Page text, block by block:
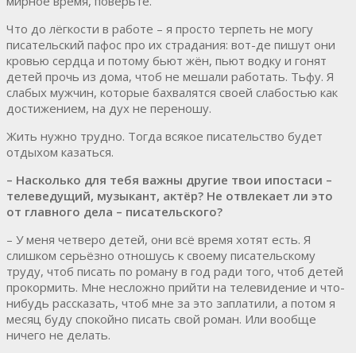
Что до лёгкости в работе – я просто терпеть не могу
писательский пафос про их страдания: вот-де пишут они
кровью сердца и потому бьют жён, пьют водку и гонят
детей прочь из дома, чтоб не мешали работать. Тьфу. Я
слабых мужчин, которые бахвалятся своей слабостью как
достижением, на дух не переношу.
Жить нужно трудно. Тогда всякое писательство будет
отдыхом казаться.
– Насколько для тебя важны другие твои ипостаси –
телеведущий, музыкант, актёр? Не отвлекает ли это
от главного дела – писательского?
– У меня четверо детей, они всё время хотят есть. Я
слишком серьёзно отношусь к своему писательскому
труду, чтоб писать по роману в год ради того, чтоб детей
прокормить. Мне несложно прийти на телевидение и что-
нибудь рассказать, чтоб мне за это заплатили, а потом я
месяц буду спокойно писать свой роман. Или вообще
ничего не делать.